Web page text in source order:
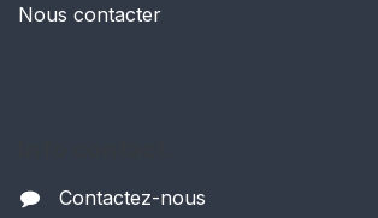
Nous contacter
Contactez-nous